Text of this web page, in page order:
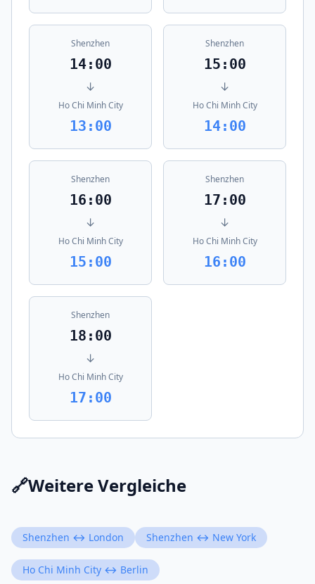
Shenzhen
14:00
↓
Ho Chi Minh City
13:00
Shenzhen
15:00
↓
Ho Chi Minh City
14:00
Shenzhen
16:00
↓
Ho Chi Minh City
15:00
Shenzhen
17:00
↓
Ho Chi Minh City
16:00
Shenzhen
18:00
↓
Ho Chi Minh City
17:00
🔗Weitere Vergleiche
Shenzhen ↔ London Shenzhen ↔ New York
Ho Chi Minh City ↔ Berlin